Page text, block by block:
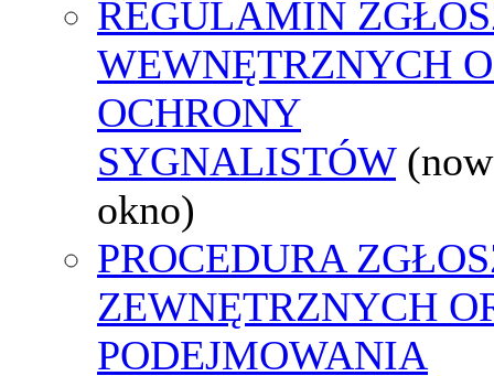
REGULAMIN
WEWNĘTRZNYCH
OCHRONY
SYGNALISTÓW
okno)
PROCEDURA
ZEWNĘTRZNYCH
PODEJMOWANIA